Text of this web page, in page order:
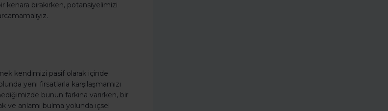
bırakırken, potansiyelimizi
kendimizi pasif olarak içinde
yeni fırsatlarla karşılaşmamızı
bunun farkına varırken, bir
ve anlamı bulma yolunda içsel